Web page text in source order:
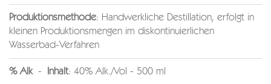
Produktionsmethode: Handwerkliche Destillation, erfolgt in
kleinen Produktionsmengen im diskontinuierlichen
Wasserbad-Verfahren
% Alk- Inhalt: 40% Alk./Vol - 500 ml